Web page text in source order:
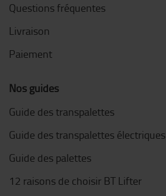
Questions fréquentes
Livraison
Paiement
Nos guides
Guide des transpalettes
Guide des transpalettes électriques
Guide des palettes
12 raisons de choisir BT Lifter